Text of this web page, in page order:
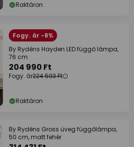
Raktáron
Fogy. ár -8%
By Rydéns Hayden LED függő lámpa,
76 cm
204 990 Ft
Fogy. ár224 593 Ft
Raktáron
By Rydéns Gross üveg függőlámpa,
50 cm, matt fehér